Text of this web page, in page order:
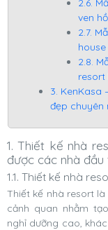
ven
2.7.
2.8.
resort
3. KenKasa
đẹp chuyên
1. Thiết kế nhà
được các nhà đầu
1.1. Thiết kế nhà
Thiết kế nhà resort
cảnh quan nhằm
nghỉ dưỡng cao,